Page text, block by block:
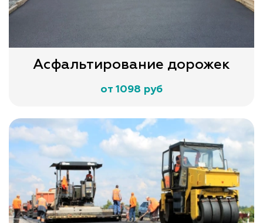
Асфальтирование дорожек
от 1098 руб